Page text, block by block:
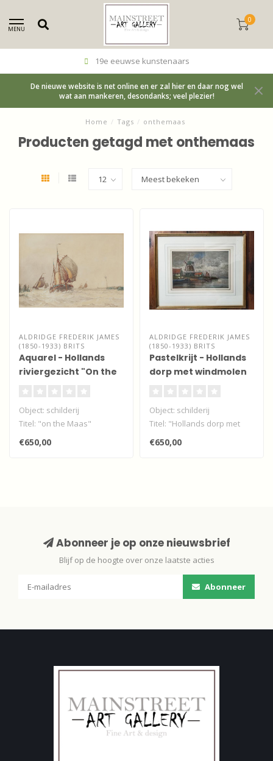
MENU
0
19e eeuwse kunstenaars
De nieuwe website is net online en er zal hier en daar nog wel
wat aan mankeren, desondanks; veel plezier!
Home / Tags / onthemaas
Producten getagd met onthemaas
ALDRIDGE FREDERIK JAMES
(1850-1933) BRITS
Aquarel - Hollands
riviergezicht "On the
Object: schilderij
Titel: "on the Maas"
Techniek: aquarel
Afmeting werk: cm
€650,00
ALDRIDGE FREDERIK JAMES
(1850-1933) BRITS
Pastelkrijt - Hollands
dorp met windmolen
Object: schilderij
Titel: "Hollands dorp met
windmolen"
Techniek: pastelkrijt..
€650,00
Abonneer je op onze nieuwsbrief
Blijf op de hoogte over onze laatste acties
Abonneer